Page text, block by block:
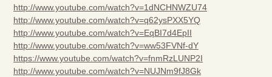
http://www.youtube.com/watch?v=1dNCHNWZU74
http://www.youtube.com/watch?v=q62ysPXX5YQ
http://www.youtube.com/watch?v=EqBI7d4EpII
http://www.youtube.com/watch?v=ww53FVNf-dY
https://www.youtube.com/watch?v=fnmRzLUNP2I
http://www.youtube.com/watch?v=NUJNm9fJ8Gk